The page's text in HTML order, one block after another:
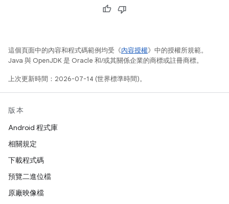
這個頁面中的內容和程式碼範例均受《內容授權》中的授權所規範。
Java 與 OpenJDK 是 Oracle 和/或其關係企業的商標或註冊商標。
上次更新時間：2026-07-14 (世界標準時間)。
版本
Android 程式庫
相關規定
下載程式碼
預覽二進位檔
原廠映像檔